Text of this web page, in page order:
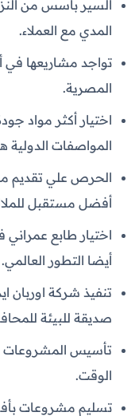
السير بأسس من
المدي مع العملاء.
تواجد مشاريعها في
المصرية.
اختيار أكثر مواد
المواصفات الدولية
الحرص علي تقديم
أفضل مستقبل
اختيار طابع عمراني
أيضا التطور العالمي.
تنفيذ شركة اوربان
صديقة للبيئة
تأسيس المشروعات
الوقت.
تسليم مشروعات